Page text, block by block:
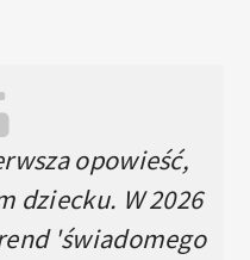
opowieść,
dziecku. W 2026
'świadomego